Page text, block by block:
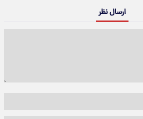
ارسال نظر